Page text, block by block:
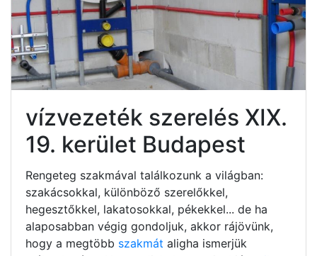
vízvezeték szerelés XIX.
19. kerület Budapest
Rengeteg szakmával találkozunk a világban:
szakácsokkal, különböző szerelőkkel,
hegesztőkkel, lakatosokkal, pékekkel... de ha
alaposabban végig gondoljuk, akkor rájövünk,
hogy a megtöbb szakmát aligha ismerjük